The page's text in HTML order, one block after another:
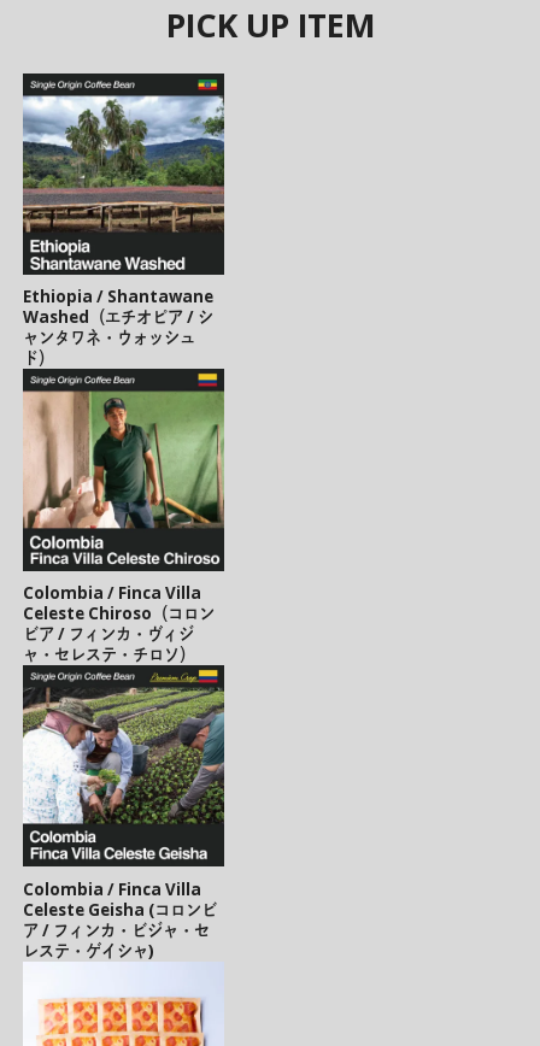
PICK UP ITEM
Ethiopia / Shantawane
Washed（エチオピア / シ
ャンタワネ・ウォッシュ
ド）
Colombia / Finca Villa
Celeste Chiroso（コロン
ビア / フィンカ・ヴィジ
ャ・セレステ・チロソ）
Colombia / Finca Villa
Celeste Geisha (コロンビ
ア / フィンカ・ビジャ・セ
レステ・ゲイシャ)